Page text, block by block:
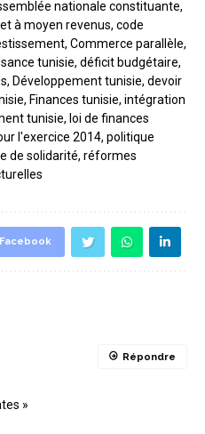
nationale constituante,
à moyen revenus, code
, Commerce parallèle,
tunisie, déficit budgétaire,
, Développement tunisie, devoir
, Finances tunisie, intégration
tunisie, loi de finances
l'exercice 2014, politique
de solidarité, réformes
Facebook
»
Répondre